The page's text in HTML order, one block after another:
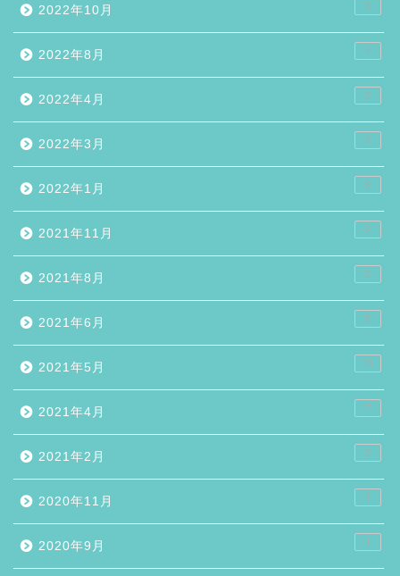
2022年10月 3
2022年8月 4
2022年4月 2
2022年3月 3
2022年1月 2
2021年11月 2
2021年8月 2
2021年6月 5
2021年5月 10
2021年4月 7
2021年2月 2
2020年11月 1
2020年9月 1